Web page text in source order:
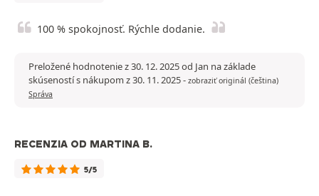
100 % spokojnosť. Rýchle dodanie.
Preložené hodnotenie z 30. 12. 2025 od Jan na základe
skúseností s nákupom z 30. 11. 2025- zobraziť originál (čeština)
Správa
RECENZIA OD MARTINA B.
5/5